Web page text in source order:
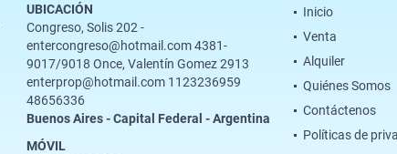
UBICACIÓN
Congreso, Solis 202 -
entercongreso@hotmail.com 4381-
9017/9018 Once, Valentín Gomez 2913
enterprop@hotmail.com 1123236959
48656336
Buenos Aires - Capital Federal - Argentina
MÓVIL
Inicio
Venta
Alquiler
Quiénes Somos
Contáctenos
Políticas de